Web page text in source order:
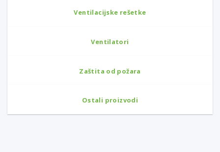
Ventilacijske rešetke
Ventilatori
Zaštita od požara
Ostali proizvodi